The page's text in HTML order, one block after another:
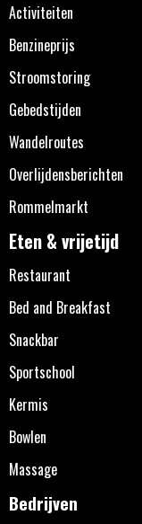
Activiteiten
Benzineprijs
Stroomstoring
Gebedstijden
Wandelroutes
Overlijdensberichten
Rommelmarkt
Eten & vrijetijd
Restaurant
Bed and Breakfast
Snackbar
Sportschool
Kermis
Bowlen
Massage
Bedrijven